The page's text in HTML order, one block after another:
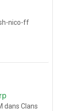
nico-ff
dans Clans